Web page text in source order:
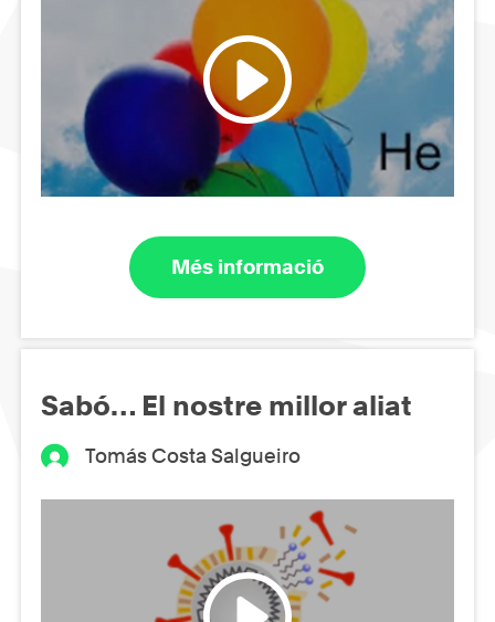
Més informació
Sabó… El nostre millor aliat
Tomás Costa Salgueiro